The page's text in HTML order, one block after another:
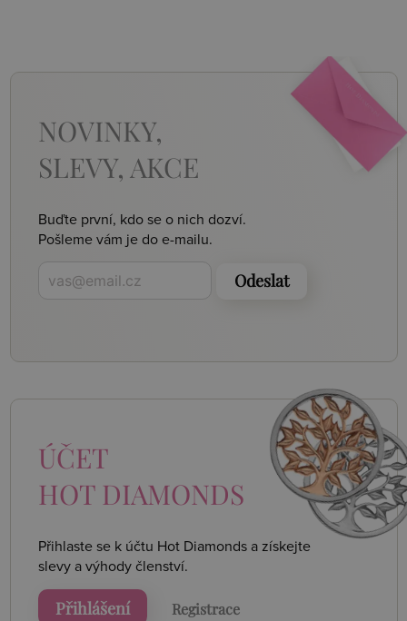
NOVINKY,
SLEVY, AKCE
Buďte první, kdo se o nich dozví.
Pošleme vám je do e-mailu.
Odeslat
ÚČET
HOT DIAMONDS
Přihlaste se k účtu Hot Diamonds a získejte
slevy a výhody členství.
Přihlášení Registrace